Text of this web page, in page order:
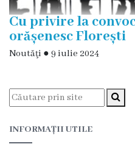
Rapoartele
primarului
Proiecte
în
Cu privire la
orășenesc Florești
Noutăţi ● 9 iulie 2024
INFORMAȚII UTILE